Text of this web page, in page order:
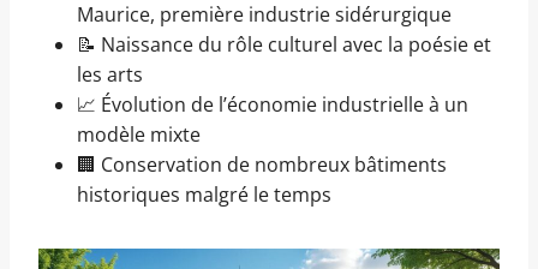
Maurice, première industrie sidérurgique
📝 Naissance du rôle culturel avec la poésie et
les arts
📈 Évolution de l’économie industrielle à un
modèle mixte
🏢 Conservation de nombreux bâtiments
historiques malgré le temps